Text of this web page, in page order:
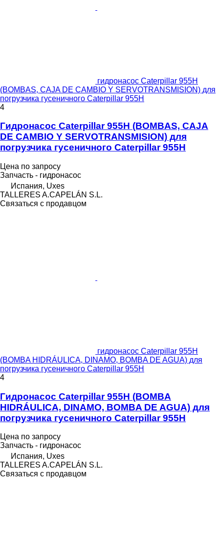
гидронасос Caterpillar 955H
(BOMBAS, CAJA DE CAMBIO Y SERVOTRANSMISION) для
погрузчика гусеничного Caterpillar 955H
4
Гидронасос Caterpillar 955H (BOMBAS, CAJA
DE CAMBIO Y SERVOTRANSMISION) для
погрузчика гусеничного Caterpillar 955H
Цена по запросу
Запчасть - гидронасос
Испания, Uxes
TALLERES A.CAPELÁN S.L.
Связаться с продавцом
гидронасос Caterpillar 955H
(BOMBA HIDRÁULICA, DINAMO, BOMBA DE AGUA) для
погрузчика гусеничного Caterpillar 955H
4
Гидронасос Caterpillar 955H (BOMBA
HIDRÁULICA, DINAMO, BOMBA DE AGUA) для
погрузчика гусеничного Caterpillar 955H
Цена по запросу
Запчасть - гидронасос
Испания, Uxes
TALLERES A.CAPELÁN S.L.
Связаться с продавцом